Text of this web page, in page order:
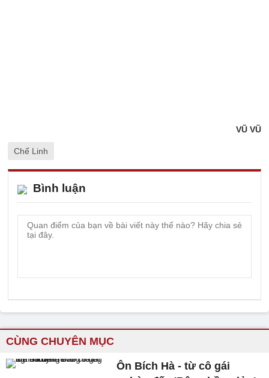
VŨ VŨ
Chế Linh
Bình luận
CÙNG CHUYÊN MỤC
Ôn Bích Hà - từ cô gái